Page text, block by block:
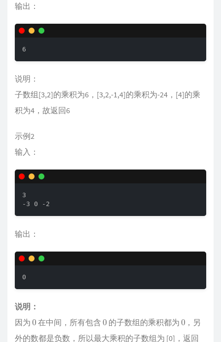
输出：
6
说明：
子数组[3,2]的乘积为6，[3,2,-1,4]的乘积为-24，[4]的乘
积为4，故返回6
示例2
输入：
3
-3 0 -2
输出：
0
说明：
因为 0 在中间，所有包含 0 的子数组的乘积都为 0 ，另
外的数都是负数，所以最大乘积的子数组为 [0]，返回